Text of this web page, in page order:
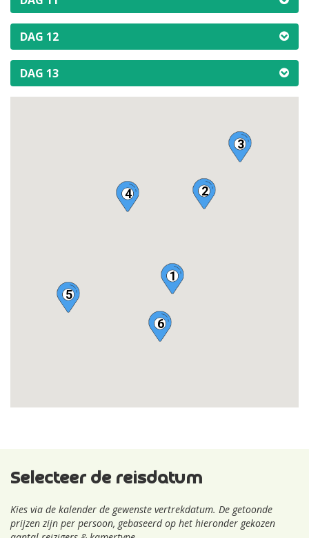
DAG 12
DAG 13
1
2
3
4
5
6
Selecteer de reisdatum
Kies via de kalender de gewenste vertrekdatum. De getoonde
prijzen zijn per persoon, gebaseerd op het hieronder gekozen